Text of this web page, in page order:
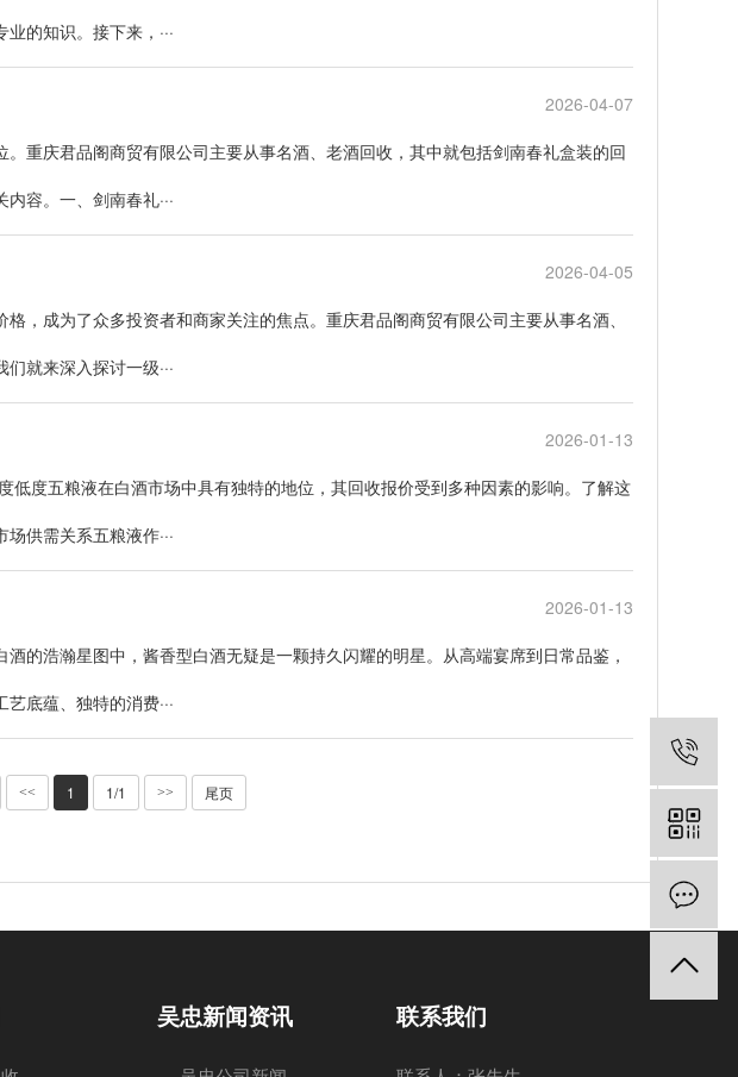
的知识。接下来，···
2026-04-07
重庆君品阁商贸有限公司主要从事名酒、老酒回收，其中就包括剑南春礼盒装的回
容。一、剑南春礼···
2026-04-05
，成为了众多投资者和商家关注的焦点。重庆君品阁商贸有限公司主要从事名酒、
就来深入探讨一级···
2026-01-13
低度五粮液在白酒市场中具有独特的地位，其回收报价受到多种因素的影响。了解这
供需关系五粮液作···
2026-01-13
的浩瀚星图中，酱香型白酒无疑是一颗持久闪耀的明星。从高端宴席到日常品鉴，
底蕴、独特的消费···
<< 1 1/1 >> 尾页
吴忠新闻资讯 联系我们